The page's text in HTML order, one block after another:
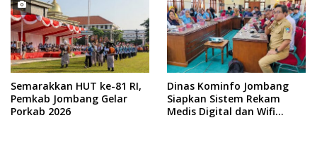
Semarakkan HUT ke-81 RI,
Pemkab Jombang Gelar
Porkab 2026
Dinas Kominfo Jombang
Siapkan Sistem Rekam
Medis Digital dan Wifi